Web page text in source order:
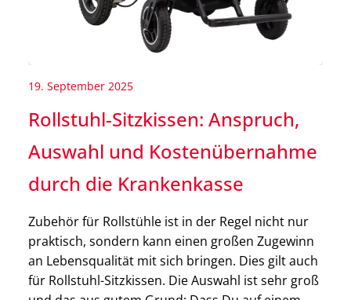
19. September 2025
Rollstuhl-Sitzkissen: Anspruch,
Auswahl und Kostenübernahme
durch die Krankenkasse
Zubehör für Rollstühle ist in der Regel nicht nur
praktisch, sondern kann einen großen Zugewinn
an Lebensqualität mit sich bringen. Dies gilt auch
für Rollstuhl-Sitzkissen. Die Auswahl ist sehr groß